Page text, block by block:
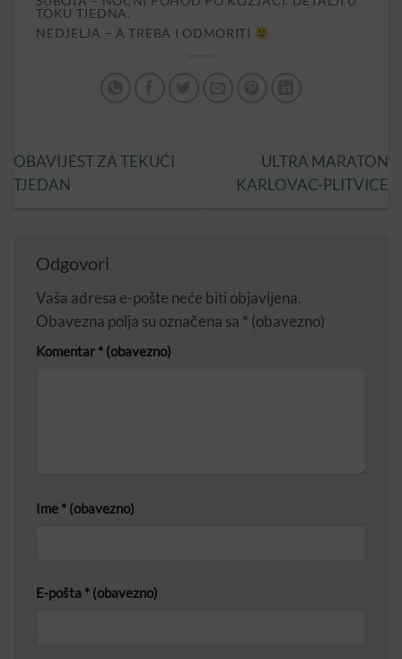
TOKU TJEDNA.
NEDJELJA – A TREBA I ODMORITI
OBAVIJEST ZA TEKUĆI
TJEDAN
ULTRA MARATON
KARLOVAC-PLITVICE
Odgovori
Vaša adresa e-pošte neće biti objavljena.
Obavezna polja su označena sa * (obavezno)
Komentar * (obavezno)
Ime * (obavezno)
E-pošta * (obavezno)